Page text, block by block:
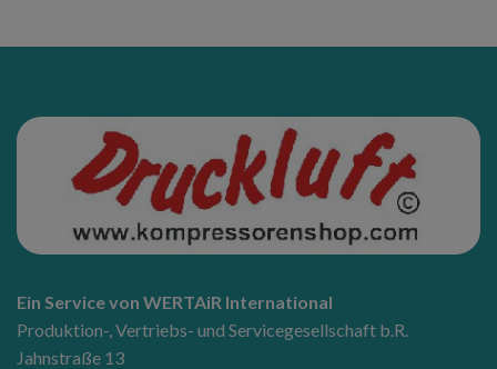
Ein Service von WERTAiR International
Produktion-, Vertriebs- und Servicegesellschaft b.R.
Jahnstraße 13